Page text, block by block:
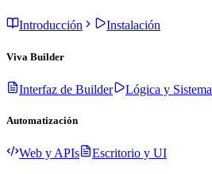
Introducción Instalación
Viva Builder
Interfaz de Builder Lógica y Sistema
Automatización
Web y APIs Escritorio y UI